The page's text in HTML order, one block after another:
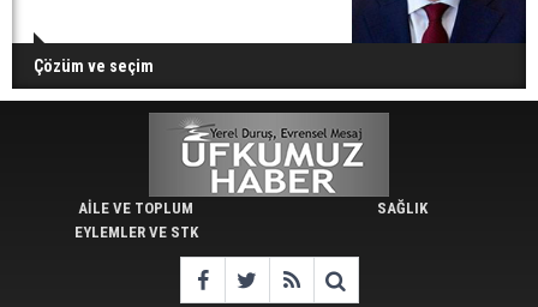
Çözüm ve seçim
AİLE VE TOPLUM
EYLEMLER VE STK
SAĞLIK